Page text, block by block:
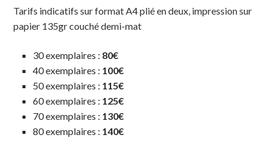
Tarifs indicatifs sur format A4 plié en deux, impression sur
papier 135gr couché demi-mat
30 exemplaires : 80€
40 exemplaires : 100€
50 exemplaires : 115€
60 exemplaires : 125€
70 exemplaires : 130€
80 exemplaires : 140€